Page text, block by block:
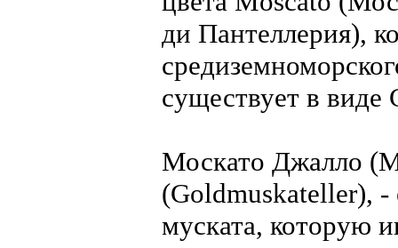
ди Пантеллерия),
существует в виде
Москато Джалло
(Goldmuskateller), -
муската, которую